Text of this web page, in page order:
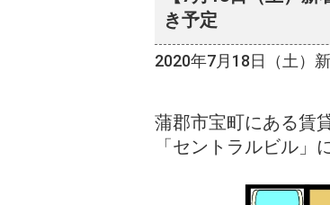
き予定
2020年7月18日（土）
蒲郡市宝町にある賃
「セントラルビル」